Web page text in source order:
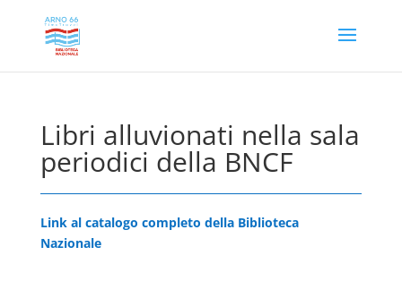
Libri alluvionati nella sala
periodici della BNCF
Link al catalogo completo della Biblioteca
Nazionale